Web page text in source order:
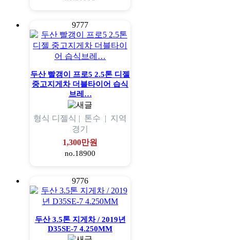
9777
두산 빨갱이 프로5 2.5톤 디젤
중고지게차 더블타이어 습식
브레…
형식 디젤식 | 톤수 | 지역
경기
1,300만원
no.18900
9776
두산 3.5톤 지게차 / 2019년
D35SE-7 4.250MM